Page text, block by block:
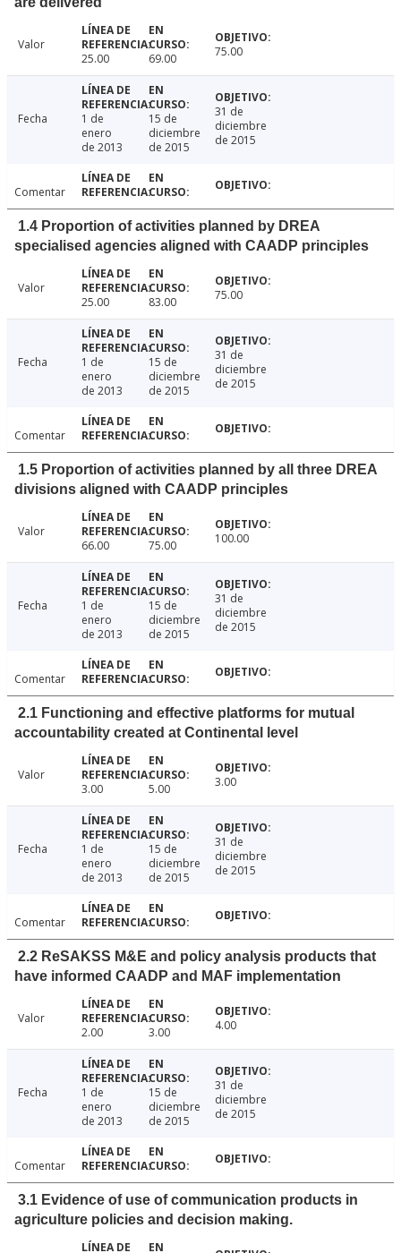
Valor
25.00
69.00 75.00
Fecha
1 de
enero
de 2013
15 de
diciembre
de 2015
31 de
diciembre
de 2015
Comentar
1.4 Proportion of activities planned by DREA
specialised agencies aligned with CAADP principles
Valor
25.00
83.00 75.00
Fecha
1 de
enero
de 2013
15 de
diciembre
de 2015
31 de
diciembre
de 2015
Comentar
1.5 Proportion of activities planned by all three DREA
divisions aligned with CAADP principles
Valor
66.00
75.00 100.00
Fecha
1 de
enero
de 2013
15 de
diciembre
de 2015
31 de
diciembre
de 2015
Comentar
2.1 Functioning and effective platforms for mutual
accountability created at Continental level
Valor
3.00
5.00 3.00
Fecha
1 de
enero
de 2013
15 de
diciembre
de 2015
31 de
diciembre
de 2015
Comentar
2.2 ReSAKSS M&E and policy analysis products that
have informed CAADP and MAF implementation
Valor
2.00
3.00 4.00
Fecha
1 de
enero
de 2013
15 de
diciembre
de 2015
31 de
diciembre
de 2015
Comentar
3.1 Evidence of use of communication products in
agriculture policies and decision making.